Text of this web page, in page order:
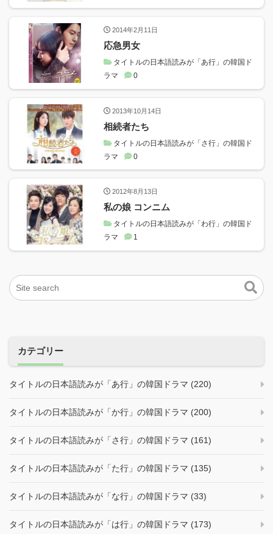
2014年2月11日
応急男女
タイトルの日本語読みが「あ行」の韓国ド
ラマ
0
2013年10月14日
相続者たち
タイトルの日本語読みが「さ行」の韓国ド
ラマ
0
2012年8月13日
私の娘 コンニム
タイトルの日本語読みが「わ行」の韓国ド
ラマ
1
カテゴリー
タイトルの日本語読みが「あ行」の韓国ドラマ (220)
タイトルの日本語読みが「か行」の韓国ドラマ (200)
タイトルの日本語読みが「さ行」の韓国ドラマ (161)
タイトルの日本語読みが「た行」の韓国ドラマ (135)
タイトルの日本語読みが「な行」の韓国ドラマ (33)
タイトルの日本語読みが「は行」の韓国ドラマ (173)